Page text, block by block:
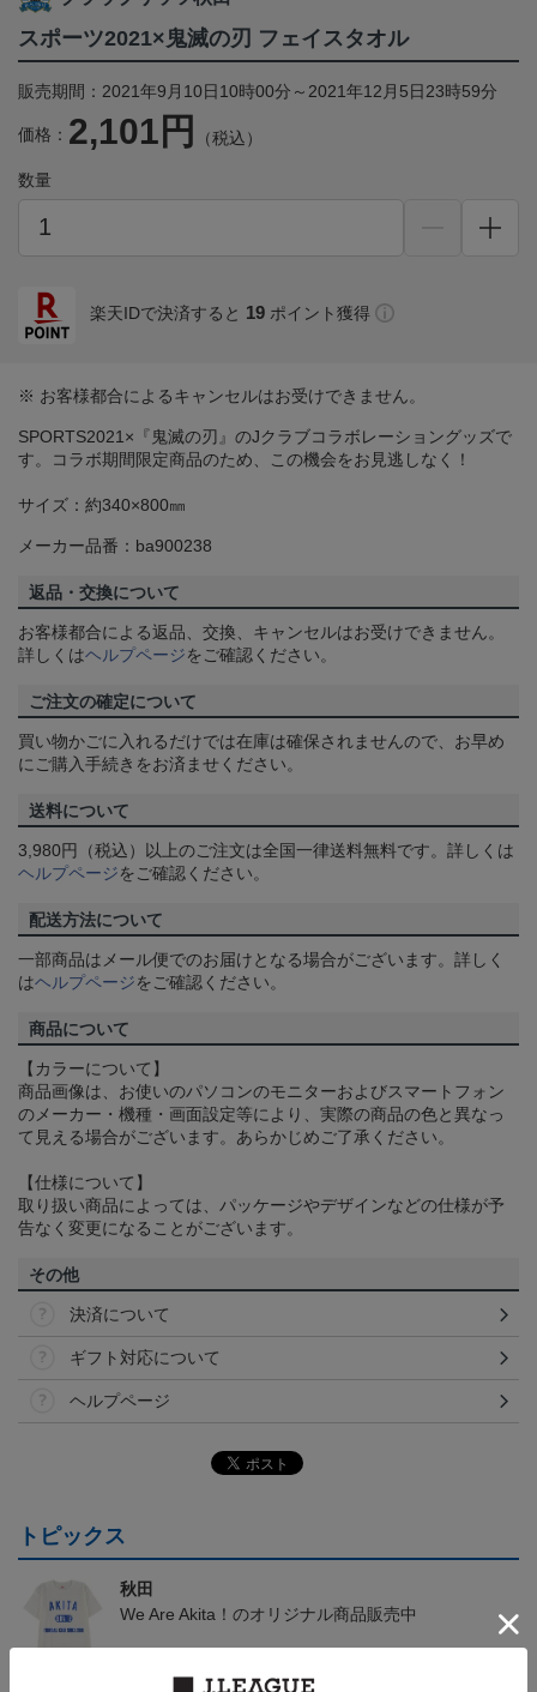
スポーツ2021×鬼滅の刃 フェイスタオル
販売期間：2021年9月10日10時00分～2021年12月5日23時59分
価格： 2,101円 （税込）
数量
楽天IDで決済すると 19 ポイント獲得
※ お客様都合によるキャンセルはお受けできません。
SPORTS2021×『鬼滅の刃』のJクラブコラボレーショングッズで
す。コラボ期間限定商品のため、この機会をお見逃しなく！
サイズ：約340×800㎜
メーカー品番：ba900238
返品・交換について
お客様都合による返品、交換、キャンセルはお受けできません。
詳しくはヘルプページをご確認ください。
ご注文の確定について
買い物かごに入れるだけでは在庫は確保されませんので、お早め
にご購入手続きをお済ませください。
送料について
3,980円（税込）以上のご注文は全国一律送料無料です。詳しくは
ヘルプページをご確認ください。
配送方法について
一部商品はメール便でのお届けとなる場合がございます。詳しく
はヘルプページをご確認ください。
商品について
【カラーについて】
商品画像は、お使いのパソコンのモニターおよびスマートフォン
のメーカー・機種・画面設定等により、実際の商品の色と異なっ
て見える場合がございます。あらかじめご了承ください。
【仕様について】
取り扱い商品によっては、パッケージやデザインなどの仕様が予
告なく変更になることがございます。
その他
決済について
ギフト対応について
ヘルプページ
トピックス
秋田
We Are Akita！のオリジナル商品販売中